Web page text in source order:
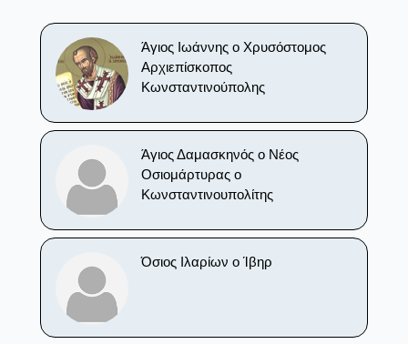
Άγιος Ιωάννης ο Χρυσόστομος
Αρχιεπίσκοπος
Κωνσταντινούπολης
Άγιος Δαμασκηνός ο Νέος
Οσιομάρτυρας ο
Κωνσταντινουπολίτης
Όσιος Ιλαρίων ο Ίβηρ